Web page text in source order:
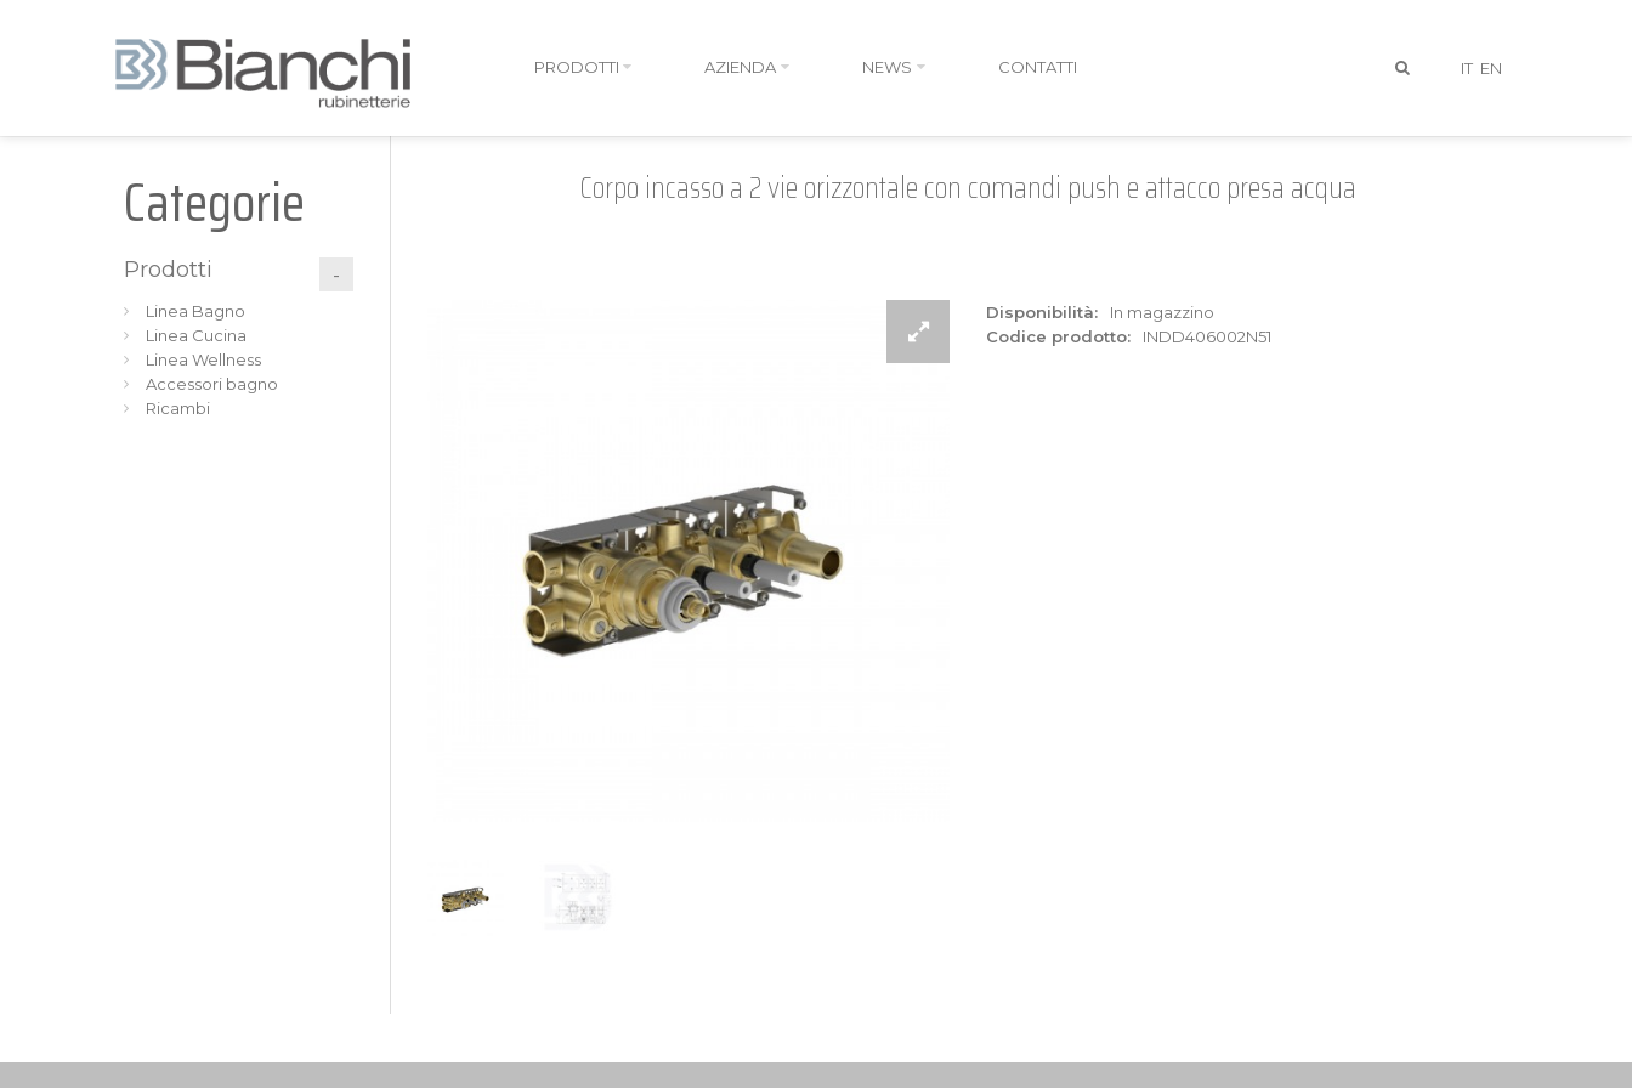
PRODOTTI AZIENDA NEWS CONTATTI IT EN
Corpo incasso a 2 vie orizzontale con comandi push e attacco presa acqua
Disponibilità:
In magazzino
Codice prodotto:
INDD406002N51
Categorie
Prodotti
Linea Bagno
Linea Cucina
Linea Wellness
Accessori bagno
Ricambi